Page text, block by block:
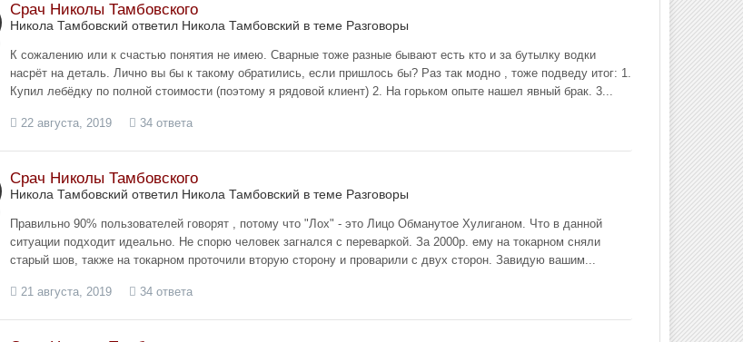
Срач Николы Тамбовского
Никола Тамбовский ответил Никола Тамбовский в теме Разговоры
К сожалению или к счастью понятия не имею. Сварные тоже разные бывают есть кто и за бутылку водки
насрёт на деталь. Лично вы бы к такому обратились, если пришлось бы? Раз так модно , тоже подведу итог: 1.
Купил лебёдку по полной стоимости (поэтому я рядовой клиент) 2. На горьком опыте нашел явный брак. 3...
22 августа, 2019 34 ответа
Срач Николы Тамбовского
Никола Тамбовский ответил Никола Тамбовский в теме Разговоры
Правильно 90% пользователей говорят , потому что "Лох" - это Лицо Обманутое Хулиганом. Что в данной
ситуации подходит идеально. Не спорю человек загнался с переваркой. За 2000р. ему на токарном сняли
старый шов, также на токарном проточили вторую сторону и проварили с двух сторон. Завидую вашим...
21 августа, 2019 34 ответа